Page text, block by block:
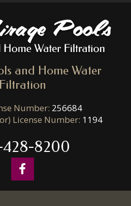
and Home Water
Filtration
Number: 256684
License Number: 1194
428-8200